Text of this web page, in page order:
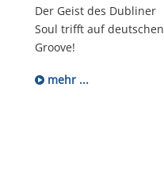
Der Geist des Dubliner
Soul trifft auf deutschen
Groove!
mehr ...